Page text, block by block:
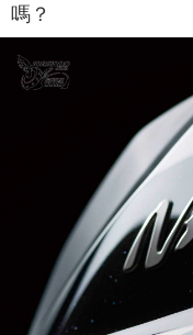
嗎？